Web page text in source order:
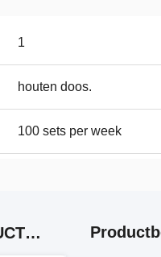
1
houten doos.
100 sets per week
VERWANTE PRODUCTEN